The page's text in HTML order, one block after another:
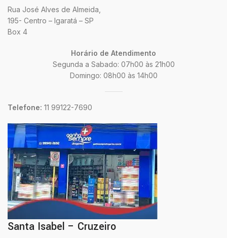
Rua José Alves de Almeida,
195- Centro – Igaratá – SP
Box 4
Horário de Atendimento
Segunda a Sabado: 07h00 às 21h00
Domingo: 08h00 às 14h00
Telefone: 11 99122-7690
Santa Isabel – Cruzeiro